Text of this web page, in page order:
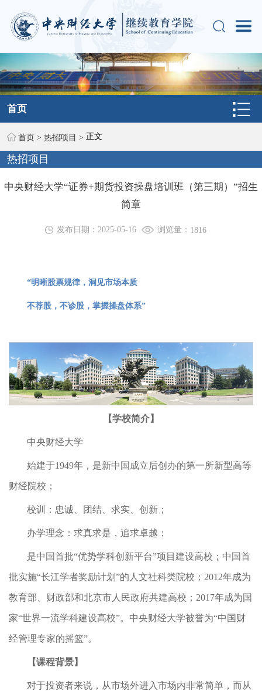
首页
首页 > 热招项目 > 正文
热招项目
中央财经大学“证券+期货投资操盘培训班（第三期）”招生
简章
发布日期：2025-05-16 浏览量： 1816
“明晰股票规律，洞见市场本质
不荐股，不诊股，掌握操盘体系”
【学校简介】
中央财经大学
始建于1949年，是新中国成立后创办的第一所新型高等
财经院校；
校训：忠诚、团结、求实、创新；
办学理念：求真求是，追求卓越；
是中国首批“优势学科创新平台”项目建设高校；中国首
批实施“长江学者奖励计划”的人文社科类院校；2012年成为
教育部、财政部和北京市人民政府共建高校；2017年成为国
家“世界一流学科建设高校”。中央财经大学被誉为“中国财
经管理专家的摇篮”。
【课程背景】
对于投资者来说，从市场外进入市场内非常简单，而从